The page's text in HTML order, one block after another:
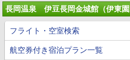
長岡温泉 伊豆長岡金城館（伊東園
フライト・空室検索
航空券付き宿泊プラン一覧